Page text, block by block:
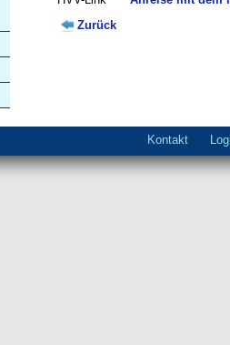
Zurück
Navigation
überspringen
Kontakt